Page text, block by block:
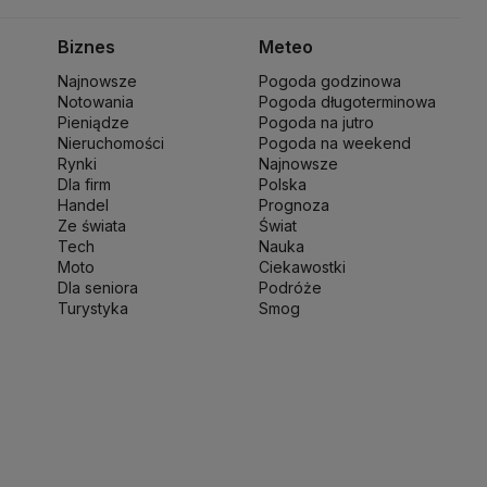
WałęsaLewica
Lotto
NarodowejMinisterstwo Rolnictwa
FinansówMinisterstwo Klimatu i Środowiska
Spraw ZagranicznychMoskwa
ZdrowiaNASA
Nord Stream 2
PentagonPiotr Gliński PKB PolskiPKO BP
Prezes NBP Adam Glapiński
Prezydent RP
Ryszard Petru
terytorialnySędziowie
PolskaSztuczna inteligencja
Biznes
Najnowsze
Notowania
Pieniądze
Nieruchomości
Rynki
Dla firm
Handel
Ze świata
Tech
Moto
Dla seniora
Turystyka
Meteo
Pogoda godzinowa
Pogoda długoterminowa
Pogoda na jutro
Pogoda na weekend
Najnowsze
Polska
Prognoza
Świat
Nauka
Ciekawostki
Podróże
Smog